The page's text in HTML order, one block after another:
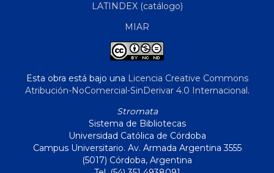
LATINDEX (catálogo)
MIAR
Esta obra está bajo una Licencia Creative Commons
Atribución-NoComercial-SinDerivar 4.0 Internacional.
Stromata
Sistema de Bibliotecas
Universidad Católica de Córdoba
Campus Universitario. Av. Armada Argentina 3555
(5017) Córdoba, Argentina